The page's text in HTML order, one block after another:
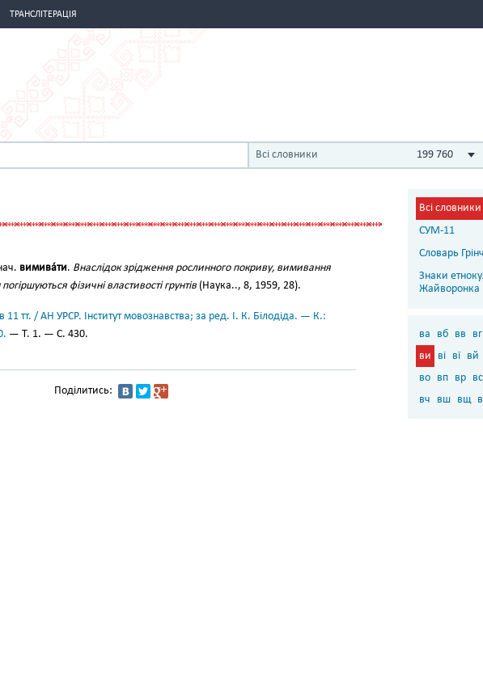
ТРАНСЛІТЕРАЦІЯ
Всі словники 199 760
вимива́ти. Внаслідок зрідження рослинного покриву, вимивання
фізичні властивості грунтів (Наука.., 8, 1959, 28).
11 тт. / АН УРСР. Інститут мовознавства; за ред. І. К. Білодіда. — К.:
— Т. 1. — С. 430.
Поділитись:
Всі словники
СУМ-11
Словарь
Знаки
Жайворонка
ва вб вв вг
ви
ві вї вй
во вп вр вс
вч
вш вщ